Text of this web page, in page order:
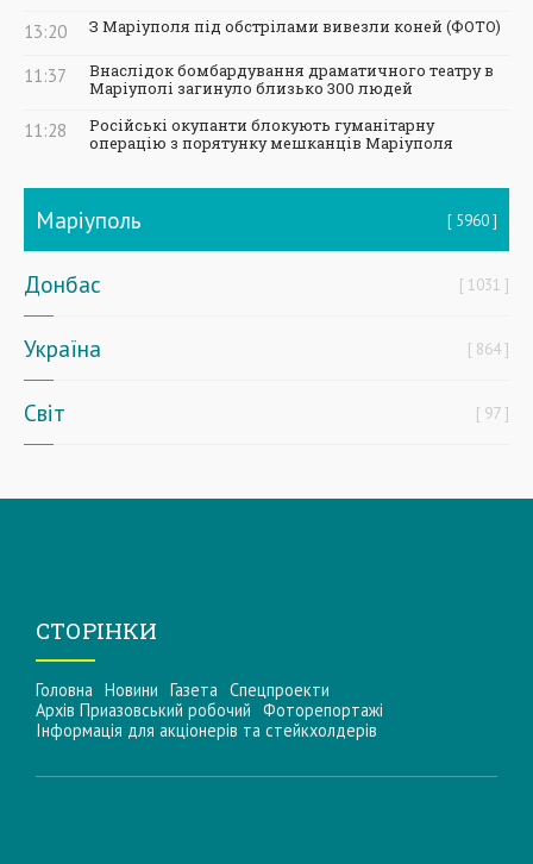
13:20 З Маріуполя під обстрілами вивезли коней (ФОТО)
11:37
Внаслідок бомбардування драматичного театру в
Маріуполі загинуло близько 300 людей
11:28
Російські окупанти блокують гуманітарну
операцію з порятунку мешканців Маріуполя
Маріуполь 5960
Донбас 1031
Україна 864
Світ 97
СТОРІНКИ
Головна Новини Газета Спецпроекти
Архів Приазовський робочий Фоторепортажі
Інформацiя для акцiонерiв та стейкхолдерiв